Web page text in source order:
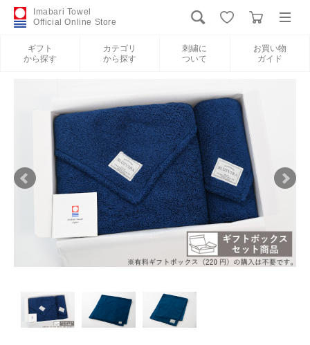
Imabari Towel
Official Online Store
ギフト
から探す
カテゴリ
から探す
刺繍に
ついて
お買い物
ガイド
新規会員登録
ギフトから探す
カテゴリから探す
お買い物ガイド